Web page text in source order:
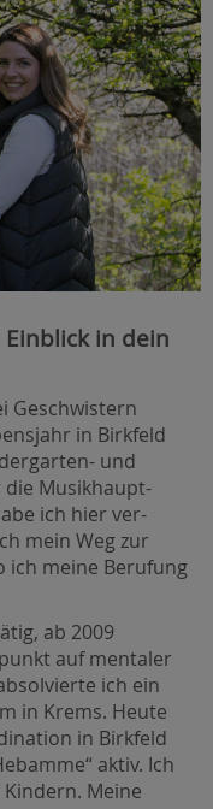
in dein
Geschwistern
in Birkfeld
und
die Musikhaupt-
ich hier ver-
mein Weg zur
ich meine Berufung
ab 2009
auf mentaler
ich ein
in Krems. Heute
in Birkfeld
aktiv. Ich
Meine